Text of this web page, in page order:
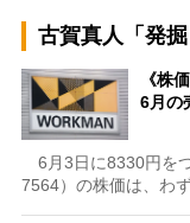
古賀真人「発掘
《株
6月の
6月3日に8330円を
7564）の株価は、わ